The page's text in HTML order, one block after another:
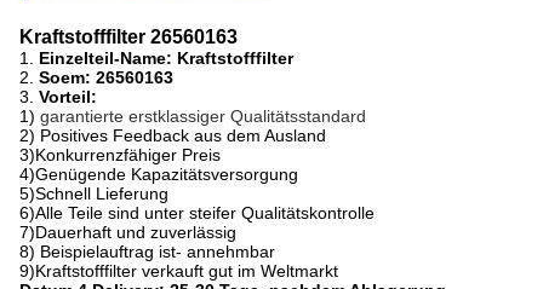
Kraftstofffilter 26560163
1. Einzelteil-Name: Kraftstofffilter
2. Soem: 26560163
3. Vorteil:
1) garantierte erstklassiger Qualitätsstandard
2) Positives Feedback aus dem Ausland
3)Konkurrenzfähiger Preis
4)Genügende Kapazitätsversorgung
5)Schnell Lieferung
6)Alle Teile sind unter steifer Qualitätskontrolle
7)Dauerhaft und zuverlässig
8) Beispielauftrag ist- annehmbar
9)Kraftstofffilter verkauft gut im Weltmarkt